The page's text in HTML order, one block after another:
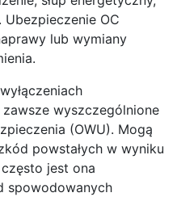
OC
lub wymiany
wyszczególnione
(OWU). Mogą
powstałych w wyniku
jest ona
spowodowanych